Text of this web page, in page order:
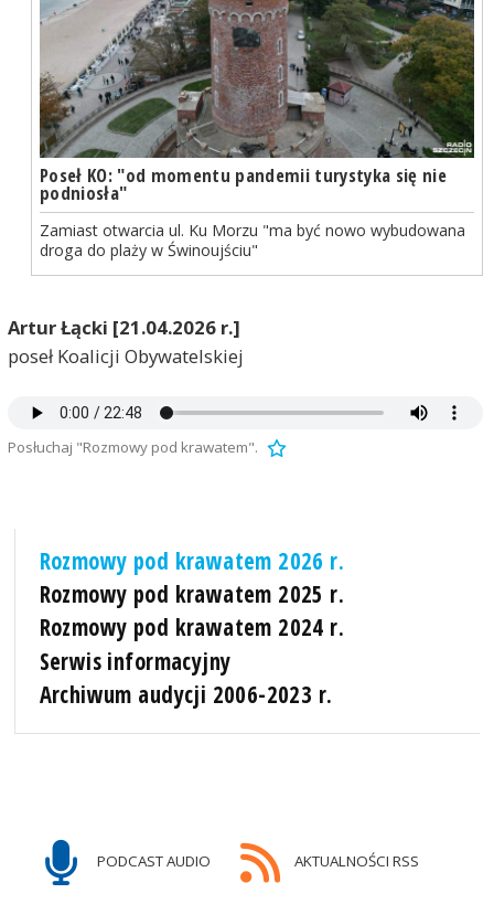
Poseł KO: "od momentu pandemii turystyka się nie
podniosła"
Zamiast otwarcia ul. Ku Morzu "ma być nowo wybudowana
droga do plaży w Świnoujściu"
Artur Łącki [21.04.2026 r.]
poseł Koalicji Obywatelskiej
Posłuchaj "Rozmowy pod krawatem".
Rozmowy pod krawatem 2026 r.
Rozmowy pod krawatem 2025 r.
Rozmowy pod krawatem 2024 r.
Serwis informacyjny
Archiwum audycji 2006-2023 r.
PODCAST AUDIO AKTUALNOŚCI RSS